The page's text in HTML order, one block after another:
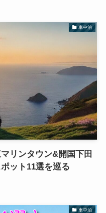
車中泊
リンタウン&開国下田
ット11選を巡る
車中泊